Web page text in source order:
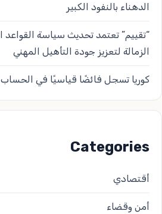
الدهناء بالنفود الكبير
“تقييم” تعتمد تحديث سياسة القواعد
الزمالة لتعزيز جودة التأهيل المهني
كوريا تسجل فائضًا قياسيًا في الحساب
Categories
أقتصادي
أمن وقضاء